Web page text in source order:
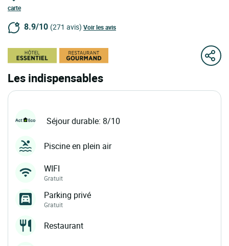
carte
8.9/10 (271 avis) Voir les avis
Les indispensables
Séjour durable: 8/10
Piscine en plein air
WIFI
Gratuit
Parking privé
Gratuit
Restaurant